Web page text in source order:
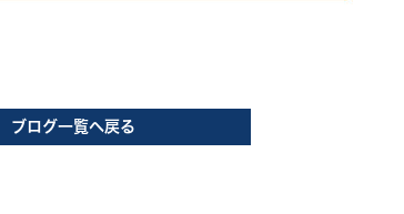
ブログ一覧へ戻る